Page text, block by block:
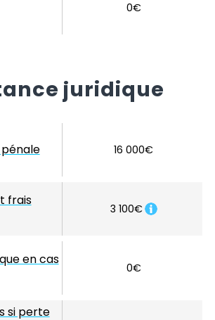
0€
juridique
16 000€
frais
3 100€
en cas
0€
si perte